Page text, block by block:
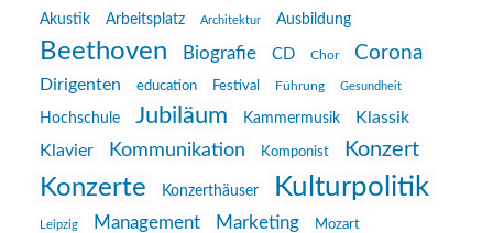
Akustik Arbeitsplatz Architektur Ausbildung
Beethoven Biografie CD Chor Corona
Dirigenten education Festival Führung Gesundheit
Hochschule Jubiläum Kammermusik
Klassik
Klavier
Kommunikation Komponist Konzert
Konzerte Konzerthäuser Kulturpolitik
Leipzig Management Marketing Mozart